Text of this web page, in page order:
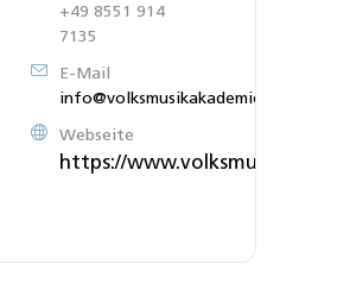
+49 8551 914
7135
E-Mail
info@volksmusikakademie.de
Webseite
https://